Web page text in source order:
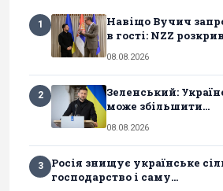
1
Навіщо Вучич
в гості: NZZ
08.08.2026
2
Зеленський:
може збільшити...
08.08.2026
3
Росія знищує українське
господарство і саму...